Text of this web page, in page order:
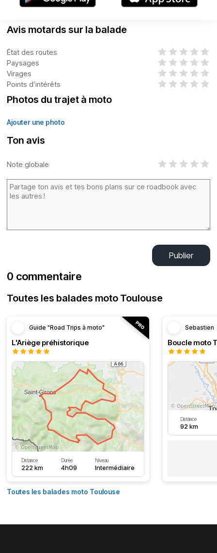
Avis motards sur la balade
État des routes
Paysages
Virages
Points d’intérêts
Photos du trajet à moto
Ajouter une photo
Ton avis
Note globale
Publier
0 commentaire
Toutes les balades moto Toulouse
Guide "Road Trips à moto"
L'Ariège préhistorique
Distance
222 km
Durée
4h09
Niveau
Intermédiaire
Sebastien
Distance
92 km
Toutes les balades moto Toulouse